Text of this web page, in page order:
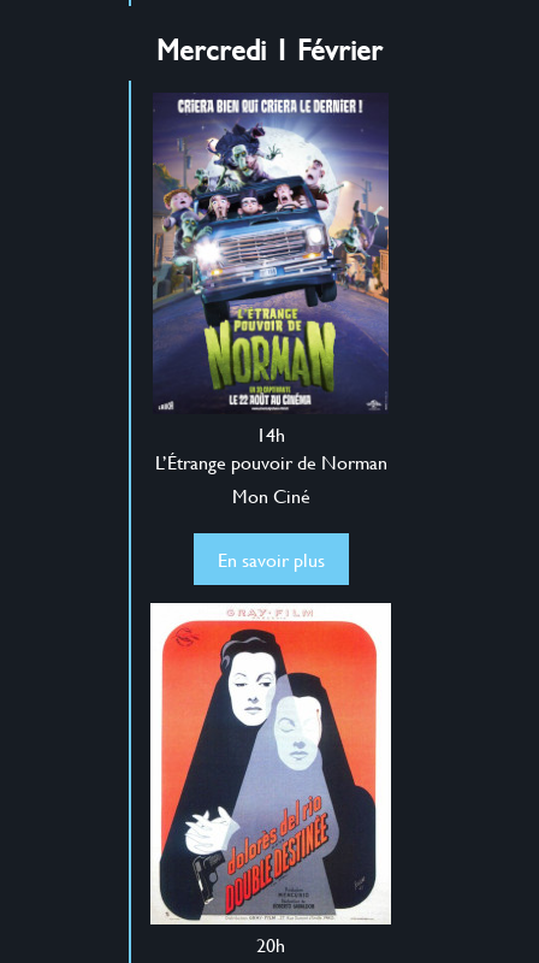
Mercredi 1 Février
14h
L’Étrange pouvoir de Norman
Mon Ciné
En savoir plus
20h